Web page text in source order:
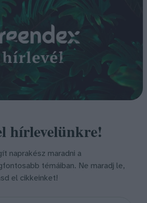
hírlevelünkre!
naprakész maradni a
témáiban. Ne maradj le,
el cikkeinket!